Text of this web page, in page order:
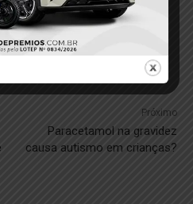
Próximo
Paracetamol na gravidez
causa autismo em crianças?